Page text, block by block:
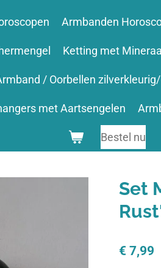
Armbanden
Ketting met
/ Oorbellen
met Aartsengelen
Bestel nu
Set
€ 7,99